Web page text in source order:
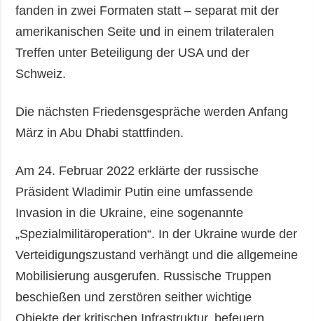
fanden in zwei Formaten statt – separat mit der
amerikanischen Seite und in einem trilateralen
Treffen unter Beteiligung der USA und der
Schweiz.
Die nächsten Friedensgespräche werden Anfang
März in Abu Dhabi stattfinden.
Am 24. Februar 2022 erklärte der russische
Präsident Wladimir Putin eine umfassende
Invasion in die Ukraine, eine sogenannte
„Spezialmilitäroperation“. In der Ukraine wurde der
Verteidigungszustand verhängt und die allgemeine
Mobilisierung ausgerufen. Russische Truppen
beschießen und zerstören seither wichtige